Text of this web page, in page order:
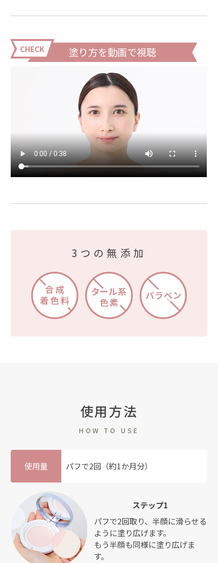
CHECK 塗り方を動画で視聴
3つの無添加
使用方法
HOW TO USE
使用量 パフで2回（約1か月分）
ステップ1
パフで2回取り、半顔に滑らせる
ように塗り広げます。
もう半顔も同様に塗り広げま
す。